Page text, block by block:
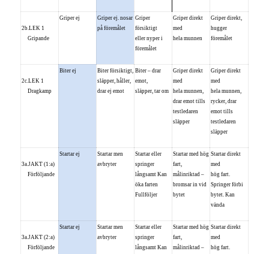
2b.LEK 1
Gripande
Griper ej
Griper ej. nosar
på föremålet
Griper
försiktigt
eller nyper i
föremålet
Griper direkt
med
hela munnen
Griper direkt,
hugger
föremålet
2c.LEK 1
Dragkamp
Biter ej
Biter försiktigt,
släpper, håller,
drar ej emot
Biter – drar
emot,
släpper, tar om
Griper direkt
med
hela munnen,
drar emot tills
testledaren
släpper
Griper direkt
med
hela munnen,
rycker, drar
emot tills
testledaren
släpper
3a.JAKT (1:a)
Förföljande
Startar ej
Startar men
avbryter
Startar eller
springer
långsamt Kan
öka farten
Fullföljer
Startar med hög
fart,
målinriktad –
bromsar in vid
bytet
Startar direkt
med
hög fart.
Springer förbi
bytet. Kan
vända
3a.JAKT (2:a)
Förföljande
Startar ej
Startar men
avbryter
Startar eller
springer
långsamt Kan
Startar med hög
fart,
målinriktad –
Startar direkt
med
hög fart.